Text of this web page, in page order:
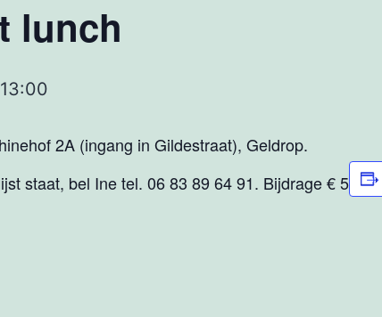
lunch
13:00
2A (ingang in Gildestraat), Geldrop.
staat, bel Ine tel. 06 83 89 64 91. Bijdrage € 5